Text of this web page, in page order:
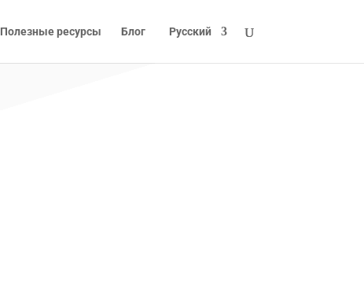
Полезные ресурсы Блог Русский